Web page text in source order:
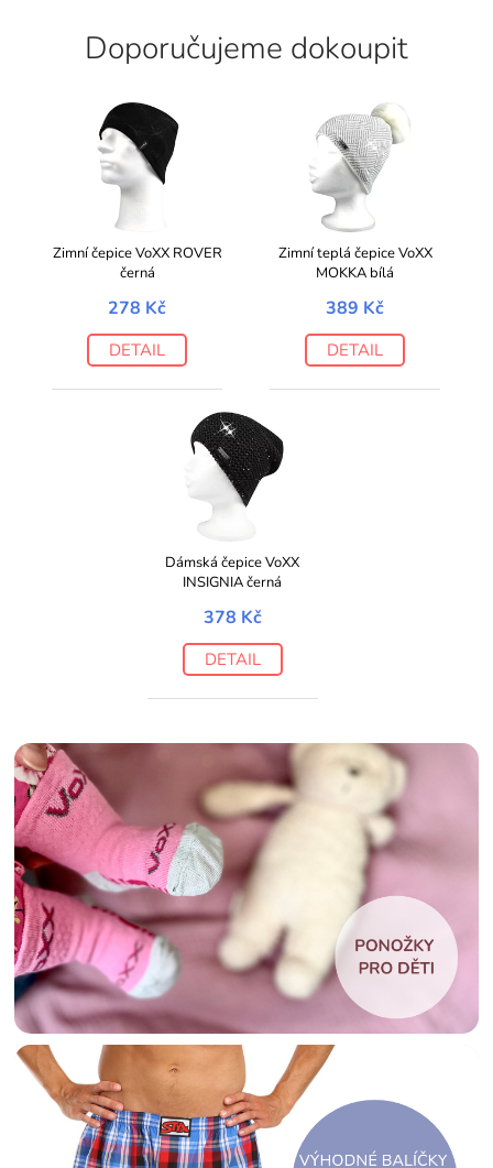
Doporučujeme dokoupit
Zimní čepice VoXX ROVER
černá
278 Kč
DETAIL
Zimní teplá čepice VoXX
MOKKA bílá
389 Kč
DETAIL
Dámská čepice VoXX
INSIGNIA černá
378 Kč
DETAIL